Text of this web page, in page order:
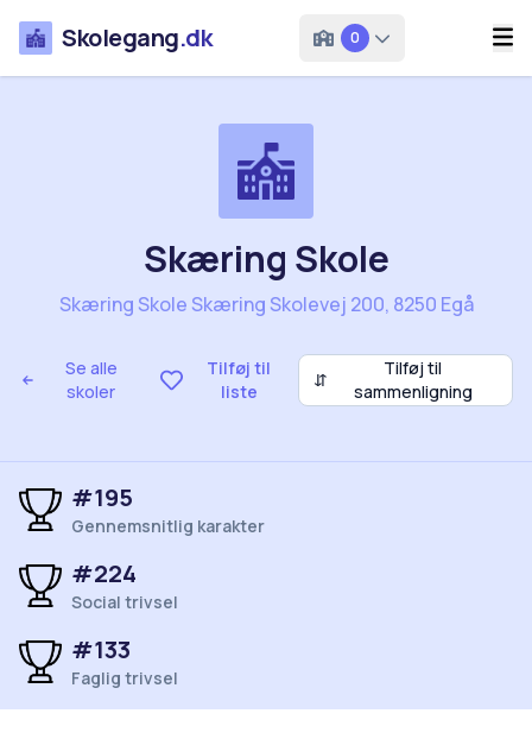
Skolegang.dk 0
Se alle
skoler
Tilføj til
liste
⇵
Tilføj til
sammenligning
Skæring Skole
Skæring Skole Skæring Skolevej 200, 8250 Egå
#195
Gennemsnitlig karakter
#224
Social trivsel
#133
Faglig trivsel